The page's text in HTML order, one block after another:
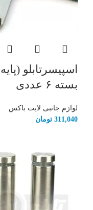
بسته ۶ عددی
لوازم جانبی لایت باکس
311,040 تومان